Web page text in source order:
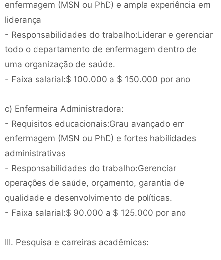
enfermagem (MSN ou PhD) e ampla experiência em
liderança
- Responsabilidades do trabalho:Liderar e gerenciar
todo o departamento de enfermagem dentro de
uma organização de saúde.
- Faixa salarial:$ 100.000 a $ 150.000 por ano
c) Enfermeira Administradora:
- Requisitos educacionais:Grau avançado em
enfermagem (MSN ou PhD) e fortes habilidades
administrativas
- Responsabilidades do trabalho:Gerenciar
operações de saúde, orçamento, garantia de
qualidade e desenvolvimento de políticas.
- Faixa salarial:$ 90.000 a $ 125.000 por ano
III. Pesquisa e carreiras acadêmicas: